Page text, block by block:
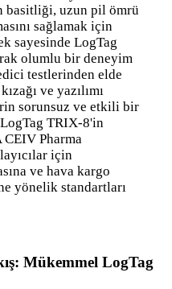
basitliği, uzun pil ömrü
sağlamak için
sayesinde LogTag
olumlu bir deneyim
testlerinden elde
ve yazılımı
sorunsuz ve etkili bir
LogTag TRIX-8'in
CEIV Pharma
için
ve hava kargo
yönelik standartları
Mükemmel LogTag